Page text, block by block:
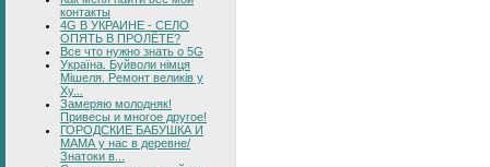
контакты
4G В УКРАИНЕ - СЕЛО
ОПЯТЬ В ПРОЛЁТЕ?
Все что нужно знать о 5G
Україна. Буйволи німця
Мішеля. Ремонт великів у
Ху...
Замеряю молодняк!
Привесы и многое другое!
ГОРОДСКИЕ БАБУШКА И
МАМА у нас в деревне/
Знатоки в...